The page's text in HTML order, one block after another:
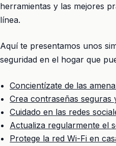
herramientas y las mejores
línea.
Aquí te presentamos unos
seguridad en el hogar que
Concientízate de las
Crea contraseñas seguras
Cuidado en las redes
Actualiza regularmente el
Protege la red Wi-Fi en